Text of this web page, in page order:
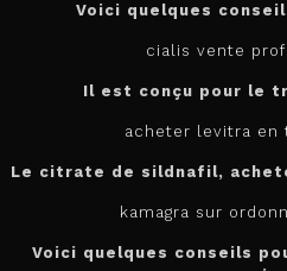
Voici quelques
cialis vente
Il est conçu pour le
acheter levitra en
Le citrate de sildnafil,
kamagra sur
Voici quelques conseils